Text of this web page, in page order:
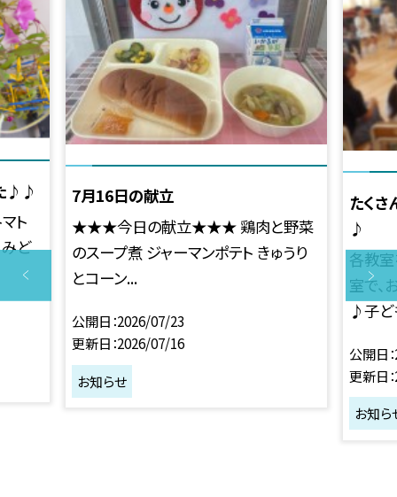
♪♪
ト
ど
7月16日の献立
★★★今日の献立★★★ 鶏肉と野菜
のスープ煮 ジャーマンポテト きゅうり
とコーン...
公開日 2026/07/23
更新日 2026/07/16
お知らせ
たくさ
♪
各教室
室で、
♪子ど
公開日
更新日
お知ら